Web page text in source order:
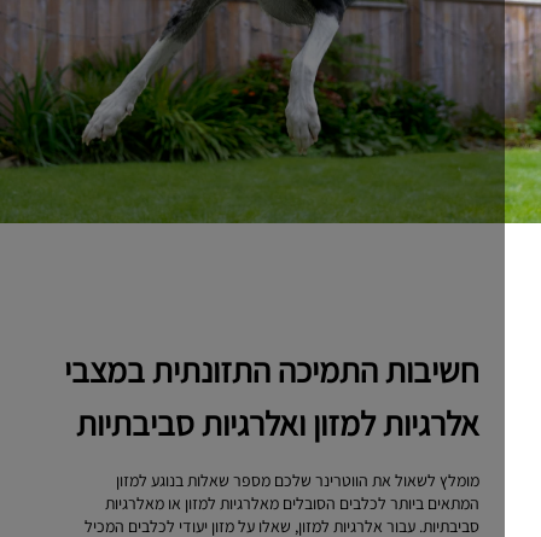
חשיבות התמיכה התזונתית במצבי
אלרגיות למזון ואלרגיות סביבתיות
מומלץ לשאול את הווטרינר שלכם מספר שאלות בנוגע למזון
המתאים ביותר לכלבים הסובלים מאלרגיות למזון או מאלרגיות
סביבתיות. עבור אלרגיות למזון, שאלו על מזון יעודי לכלבים המכיל